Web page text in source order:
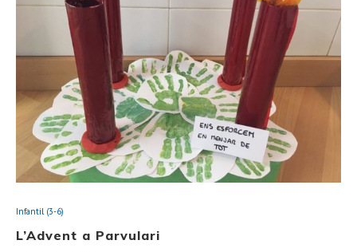
Infantil (3-6)
L’Advent a Parvulari